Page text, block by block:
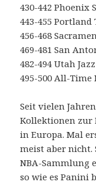
430-442 Phoenix
443-455 Portland
456-468
469-481 San
482-494 Utah Jazz
495-500 All-Time
Seit vielen
Kollektionen zur
in Europa. Mal
meist aber nicht.
NBA-Sammlung
so wie es Panini